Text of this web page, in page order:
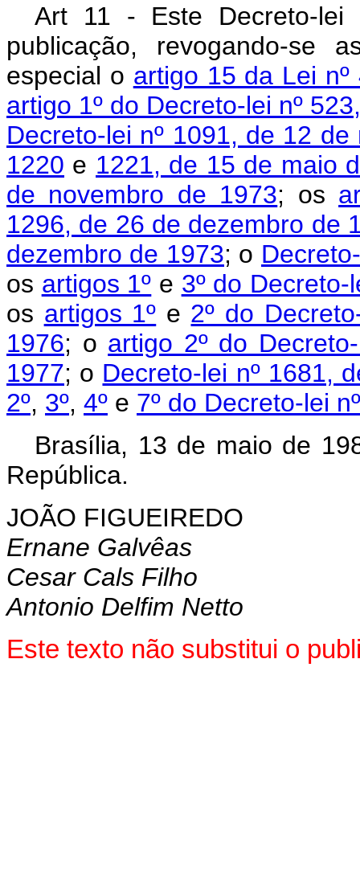
Art 11 - Este Decreto-
publicação, revogando-se
especial o artigo 15 da Lei
artigo 1º do Decreto-lei nº
Decreto-lei nº 1091, de 12
1220 e 1221, de 15 de maio
de novembro de 1973; os
1296, de 26 de dezembro de
dezembro de 1973; o
os artigos 1º e 3º do
os artigos 1º e 2º do
1976; o artigo 2º do
1977; o Decreto-lei nº 1681,
2º, 3º, 4º e 7º do Decreto-lei
Brasília, 13 de maio de
República.
JOÃO FIGUEIREDO
Ernane Galvêas
Cesar Cals Filho
Antonio Delfim Netto
Este texto não substitui o